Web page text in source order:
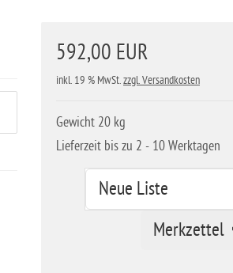
592,00 EUR
inkl. 19 % MwSt.zzgl. Versandkosten
Gewicht 20 kg
Lieferzeit bis zu 2 - 10 Werktagen
Neue Liste
Merkzettel